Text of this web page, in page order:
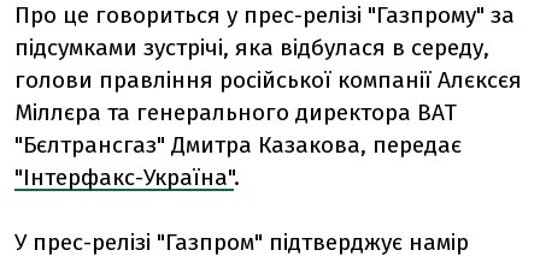
Про це говориться у прес-релізі "Газпрому" за
підсумками зустрічі, яка відбулася в середу,
голови правління російської компанії Алєксєя
Міллєра та генерального директора ВАТ
"Бєлтрансгаз" Дмитра Казакова, передає
"Інтерфакс-Україна".
У прес-релізі "Газпром" підтверджує намір